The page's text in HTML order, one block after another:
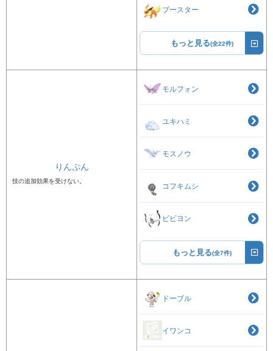
ブースター
もっと見る(全22件)
りんぷん
技の追加効果を受けない。
モルフォン
ユキハミ
モスノウ
コフキムシ
ビビヨン
もっと見る(全7件)
ドーブル
イワンコ